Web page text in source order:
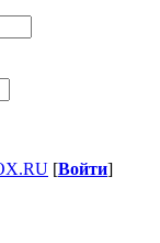
[Войти]